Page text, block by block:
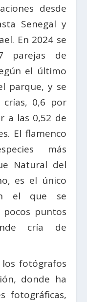
desde
Senegal y
En 2024 se
parejas de
el último
parque, y se
crías, 0,6 por
a las 0,52 de
El flamenco
más
Natural del
es el único
el que se
puntos
cría de
fotógrafos
donde ha
fotográficas,